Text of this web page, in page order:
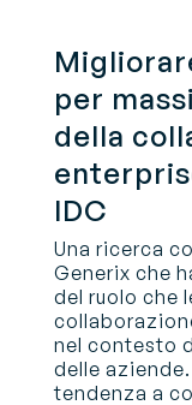
per
della
IDC
Una ricerca
Generix che
del ruolo che
nel contesto
delle
tendenza a